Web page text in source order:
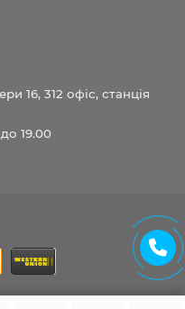
16, 312 офіс, станція
19.00